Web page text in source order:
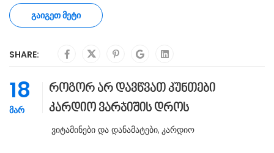
ᲒᲐᲘᲒᲔᲗ ᲛᲔᲢᲘ
SHARE:
18
ᲛᲐᲠ
როგორ არ დავწვათ კუნთები
კარდიო ვარჯიშის დროს
Ვიტამინები Და Დანამატები, Კარდიო